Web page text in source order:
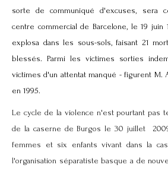
sorte de communiqué d'excuses, sera
centre commercial de Barcelone, le 19 juin
explosa dans les sous-sols, faisant 21
blessés. Parmi les victimes sorties
victimes d'un attentat manqué - figurent M.
en 1995.
Le cycle de la violence n'est pourtant pas
de la caserne de Burgos le 30 juillet
femmes et six enfants vivant dans la
l'organisation séparatiste basque a de